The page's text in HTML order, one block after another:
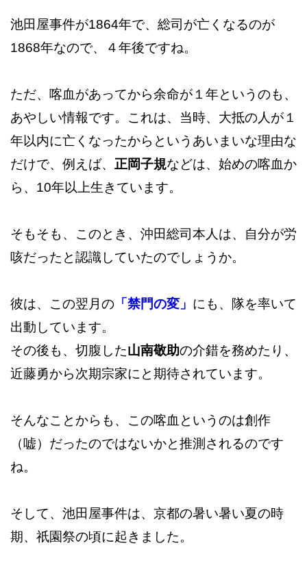
池田屋事件が1864年で、総司が亡くなるのが
1868年なので、４年後ですね。
ただ、喀血があってから余命が１年というのも、
あやしい情報です。これは、当時、大抵の人が１
年以内に亡くなったからというあいまいな理由な
だけで、例えば、 正岡子規などは、始めの喀血か
ら、10年以上生きています。
そもそも、このとき、沖田総司本人は、自分が労
咳だったと認識していたのでしょうか。
彼は、この翌月の 「禁門の変」 にも、隊を率いて
出動しています。
その後も、切腹した山南敬助の介錯を務めたり、
近藤勇から次期宗家にと期待されています。
そんなことからも、この喀血というのは創作
（嘘）だったのではないかと推測されるのです
ね。
そして、池田屋事件は、京都の暑い暑い夏の時
期、祇園祭の頃に起きました。